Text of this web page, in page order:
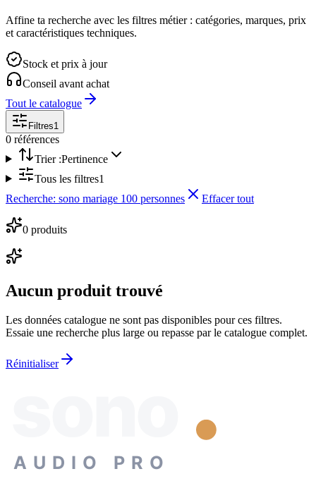
Affine ta recherche avec les filtres métier : catégories, marques, prix
et caractéristiques techniques.
Stock et prix à jour
Conseil avant achat
Tout le catalogue
Filtres1
0 références
Trier :Pertinence
Tous les filtres1
Recherche: sono mariage 100 personnes Effacer tout
0 produits
Aucun produit trouvé
Les données catalogue ne sont pas disponibles pour ces filtres.
Essaie une recherche plus large ou repasse par le catalogue complet.
Réinitialiser
AUDIO PRO